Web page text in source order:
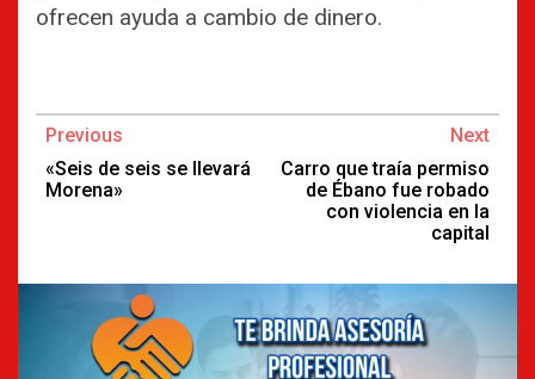
ofrecen ayuda a cambio de dinero.
Continue
Reading
Previous
«Seis de seis se llevará
Morena»
Next
Carro que traía permiso
de Ébano fue robado
con violencia en la
capital